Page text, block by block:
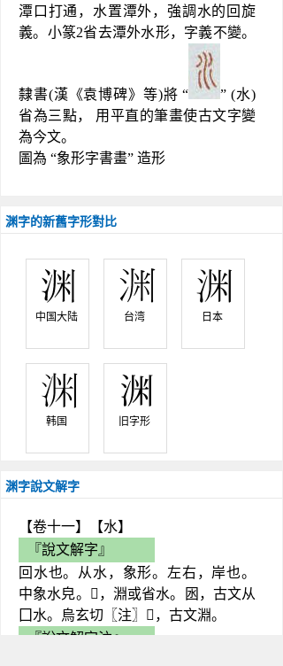
潭口打通，水置潭外，強調水的回旋
義。小篆2省去潭外水形，字義不變。
隸書(漢《袁博碑》等)將 “
” (水)
省為三點， 用平直的筆畫使古文字變
為今文。
圖為 “象形字書畫” 造形
渊字的新舊字形對比
中国大陆 台湾 日本
韩国 旧字形
渊字說文解字
【卷十一】【水】
『說文解字』
回水也。从水，象形。左右，岸也。
中象水皃。𣶒，淵或省水。囦，古文从
囗水。烏玄切〖注〗𠝃，古文淵。
『說文解字注』